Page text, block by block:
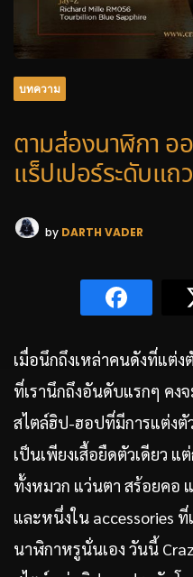
บทความ
ตามส่องนาฬิกา อ
แร็ปเปอร์ระดับแถ
by DARTH VADER
เมื่อนึกถึงเหล่าคนดังที่แต่
ที่เรานึกถึงอันดับแรกๆ คง
สไตล์ฮิป-ฮอปที่มีการแต่งตั
เป็นเพียงเสื้อยืดตัวเดียว
ทั้งหมวก แว่นตา สร้อยคอ
และหนึ่งใน accessories
นาฬิกาหรูนั่นเอง วันนี้